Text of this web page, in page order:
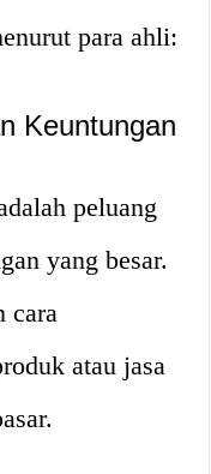
para ahli:
Keuntungan
peluang
yang besar.
cara
atau jasa